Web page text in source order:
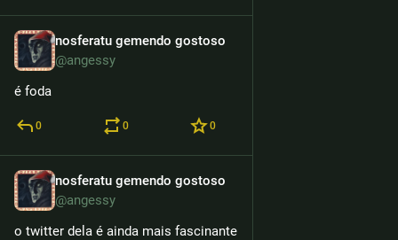
nosferatu gemendo gostoso
@angessy
é foda
0 0 0
nosferatu gemendo gostoso
@angessy
o twitter dela é ainda mais fascinante